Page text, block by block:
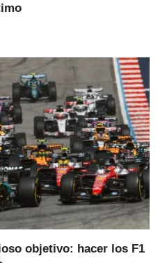
objetivo: hacer los F1